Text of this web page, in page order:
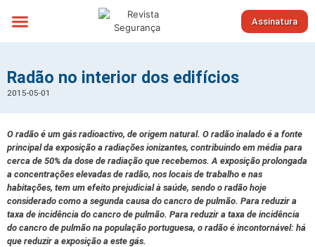
Assinatura
Radão no interior dos edifícios
2015-05-01
O radão é um gás radioactivo, de origem natural. O radão inalado é a fonte
principal da exposição a radiações ionizantes, contribuindo em média para
cerca de 50% da dose de radiação que recebemos. A exposição prolongada
a concentrações elevadas de radão, nos locais de trabalho e nas
habitações, tem um efeito prejudicial à saúde, sendo o radão hoje
considerado como a segunda causa do cancro de pulmão. Para reduzir a
taxa de incidência do cancro de pulmão. Para reduzir a taxa de incidência
do cancro de pulmão na população portuguesa, o radão é incontornável: há
que reduzir a exposição a este gás.